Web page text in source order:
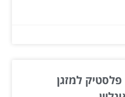
למזגן